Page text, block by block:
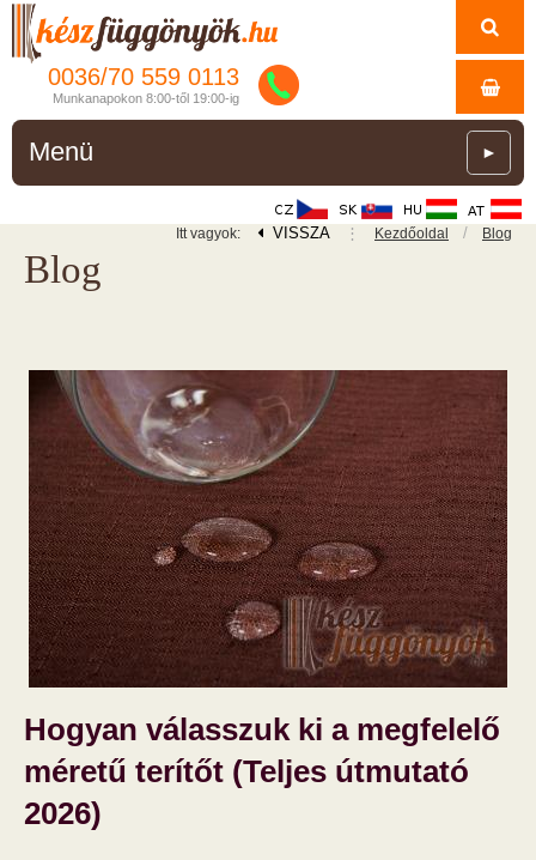
0036/70 559 0113
Munkanapokon 8:00-től 19:00-ig
Menü ►
Itt vagyok: VISSZA ⋮ Kezdőoldal / Blog
Blog
Hogyan válasszuk ki a megfelelő
méretű terítőt (Teljes útmutató
2026)